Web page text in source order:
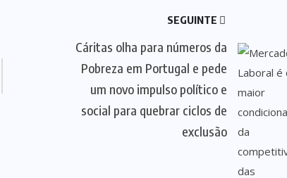
SEGUINTE
Cáritas olha para números da
Pobreza em Portugal e pede
um novo impulso político e
social para quebrar ciclos de
exclusão